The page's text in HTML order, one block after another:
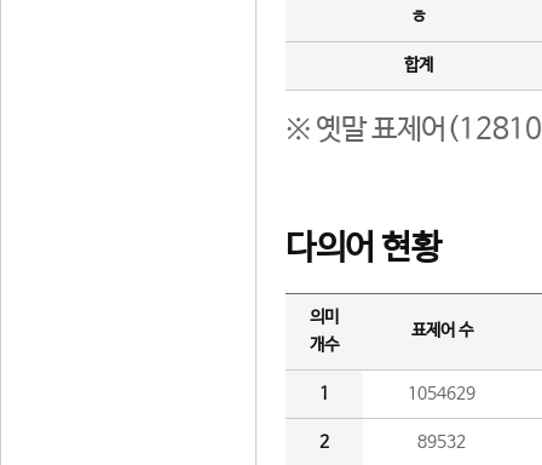
ㅎ
합계
※ 옛말 표제어(12810
다의어 현황
의미
개수
표제어 수
1 1054629
2 89532